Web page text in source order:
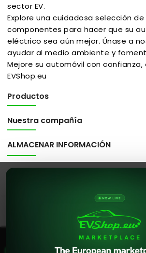
sector EV.
Explore una cuidadosa selección
componentes para hacer que su
eléctrico sea aún mejor. Únase a
ayudar al medio ambiente y
Mejore su automóvil con confianza,
EVShop.eu
Productos
Nuestra compañía
ALMACENAR INFORMACIÓN
Este sitio web utiliza cookies. Al
este sitio web, estás aceptando
© 2026 - evshop.eu Todos los